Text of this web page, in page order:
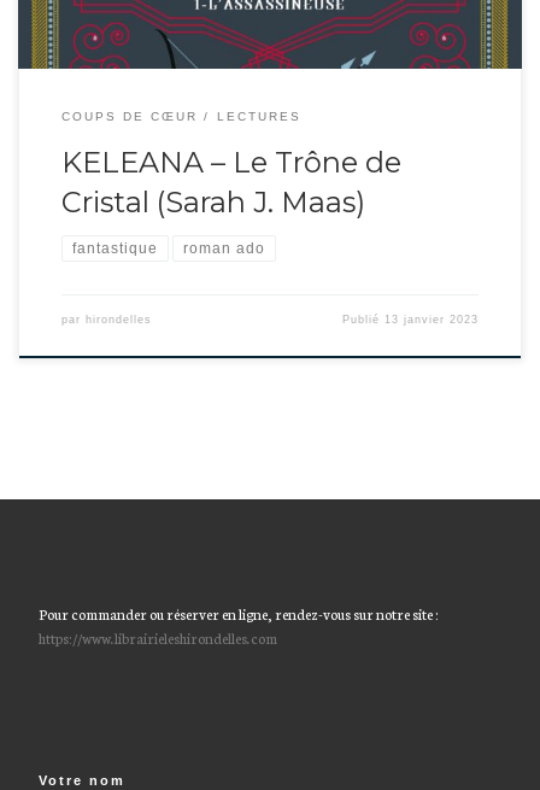
COUPS DE CŒUR LECTURES
KELEANA – Le Trône de
Cristal (Sarah J. Maas)
fantastique roman ado
par hirondelles Publié 13 janvier 2023
Pour commander ou réserver en ligne, rendez-vous sur notre site :
https://www.librairieleshirondelles.com
Votre nom